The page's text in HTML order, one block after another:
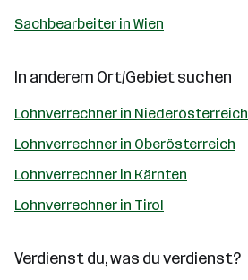
Sachbearbeiter in Wien
In anderem Ort/Gebiet suchen
Lohnverrechner in Niederösterreich
Lohnverrechner in Oberösterreich
Lohnverrechner in Kärnten
Lohnverrechner in Tirol
Verdienst du, was du verdienst?